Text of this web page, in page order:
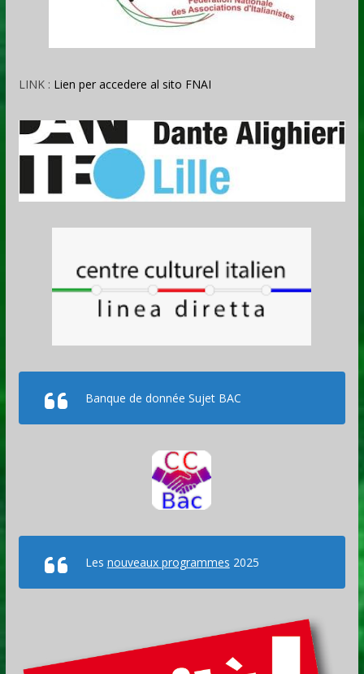
LINK : Lien per accedere al sito FNAI
Banque de donnée Sujet BAC
Les nouveaux programmes 2025